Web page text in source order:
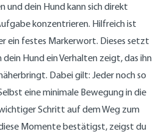
und dein Hund kann sich direkt
konzentrieren. Hilfreich ist
ein festes Markerwort. Dieses setzt
Hund ein Verhalten zeigt, das ihn
Dabei gilt: Jeder noch so
eine minimale Bewegung in die
Schritt auf dem Weg zum
Momente bestätigst, zeigst du